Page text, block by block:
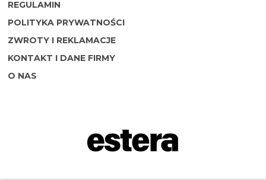
REGULAMIN
POLITYKA PRYWATNOŚCI
ZWROTY I REKLAMACJE
KONTAKT I DANE FIRMY
O NAS